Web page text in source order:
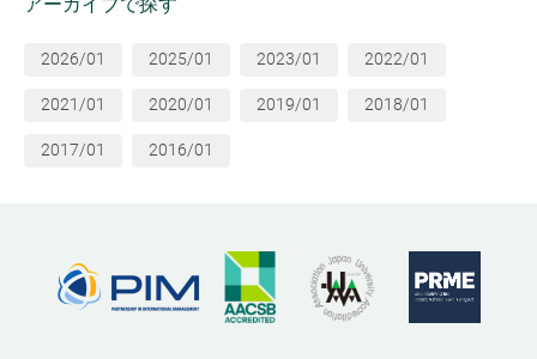
2026/01 2025/01 2023/01 2022/01
2021/01 2020/01 2019/01 2018/01
2017/01 2016/01